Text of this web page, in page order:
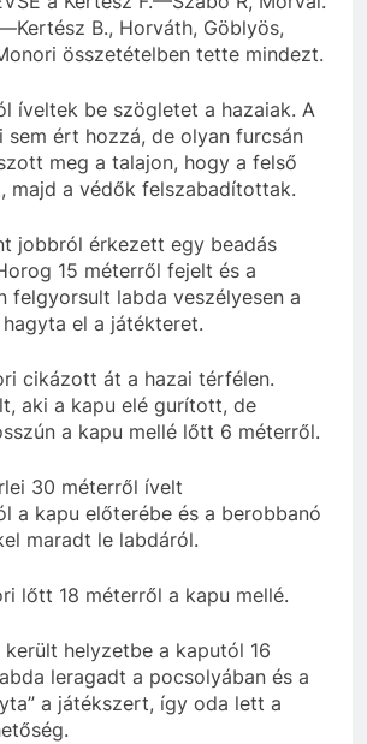
B., Horváth, Göblyös,
összetételben tette mindezt.
íveltek be szögletet a hazaiak. A
sem ért hozzá, de olyan furcsán
meg a talajon, hogy a felső
majd a védők felszabadítottak.
jobbról érkezett egy beadás
15 méterről fejelt és a
felgyorsult labda veszélyesen a
el a játékteret.
cikázott át a hazai térfélen.
aki a kapu elé gurított, de
a kapu mellé lőtt 6 méterről.
30 méterről ívelt
a kapu előterébe és a berobbanó
maradt le labdáról.
lőtt 18 méterről a kapu mellé.
került helyzetbe a kaputól 16
leragadt a pocsolyában és a
a játékszert, így oda lett a